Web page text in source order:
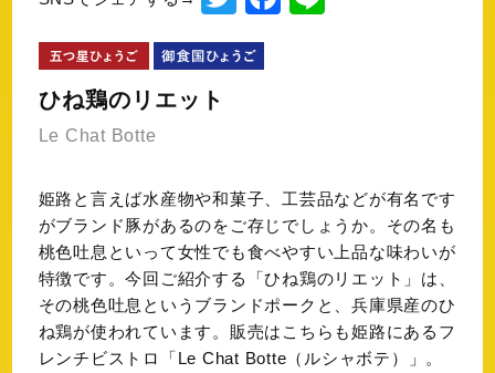
wi
tt
o
k
ひね鶏のリエット
Le Chat Botte
姫路と言えば水産物や和菓子、工芸品などが有名です
がブランド豚があるのをご存じでしょうか。その名も
桃色吐息といって女性でも食べやすい上品な味わいが
特徴です。今回ご紹介する「ひね鶏のリエット」は、
その桃色吐息というブランドポークと、兵庫県産のひ
ね鶏が使われています。販売はこちらも姫路にあるフ
レンチビストロ「Le Chat Botte（ルシャボテ）」。